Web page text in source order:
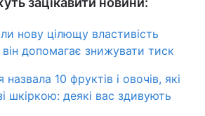
нову цілющу властивість
допомагає знижувати тиск
назвала 10 фруктів і овочів, які
шкіркою: деякі вас здивують